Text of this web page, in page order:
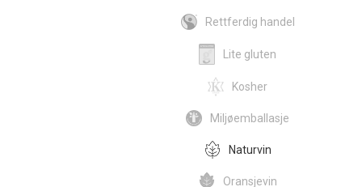
Rettferdig handel
Lite gluten
Kosher
Miljøemballasje
Naturvin
Oransjevin